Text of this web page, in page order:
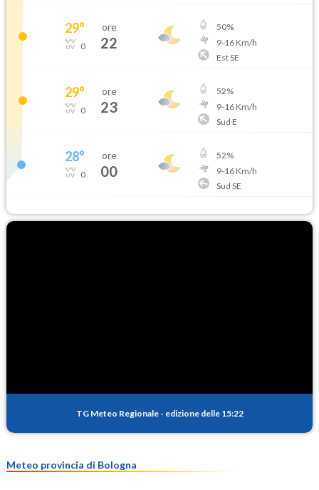
29°
0
ore
22
50%
9-16Km/h
Est SE
29°
0
ore
23
52%
9-16Km/h
Sud E
28°
0
ore
00
52%
9-16Km/h
Sud SE
TG Meteo Regionale - edizione delle 15:22
Meteo provincia di Bologna